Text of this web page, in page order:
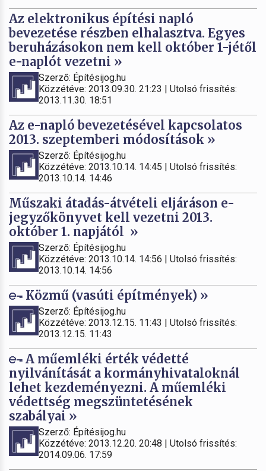
Az elektronikus építési napló
bevezetése részben elhalasztva. Egyes
beruházásokon nem kell október 1-jétől
e-naplót vezetni »
Szerző: Építésijog.hu
Közzétéve: 2013.09.30. 21:23 | Utolsó frissítés:
2013.11.30. 18:51
Az e-napló bevezetésével kapcsolatos
2013. szeptemberi módosítások »
Szerző: Építésijog.hu
Közzétéve: 2013.10.14. 14:45 | Utolsó frissítés:
2013.10.14. 14:46
Műszaki átadás-átvételi eljáráson e-
jegyzőkönyvet kell vezetni 2013.
október 1. napjától »
Szerző: Építésijog.hu
Közzétéve: 2013.10.14. 14:56 | Utolsó frissítés:
2013.10.14. 14:56
Közmű (vasúti építmények) »
Szerző: Építésijog.hu
Közzétéve: 2013.12.15. 11:43 | Utolsó frissítés:
2013.12.15. 11:43
A műemléki érték védetté
nyilvánítását a kormányhivataloknál
lehet kezdeményezni. A műemléki
védettség megszüntetésének
szabályai »
Szerző: Építésijog.hu
Közzétéve: 2013.12.20. 20:48 | Utolsó frissítés:
2014.09.06. 17:59